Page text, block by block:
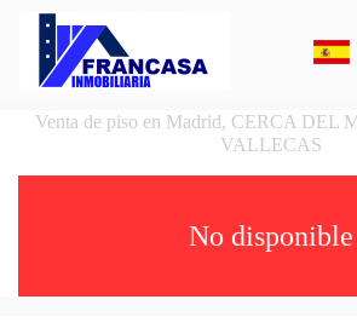
Venta de piso en Madrid, CERCA DEL
VALLECAS
No disponible